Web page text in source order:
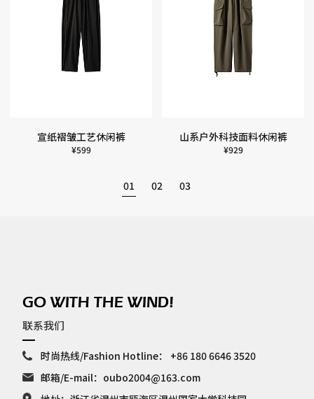
宣纸褶皱工艺休闲裤
¥599
山系户外科技面料休闲裤
¥929
01 02 03
GO WITH THE WIND!
联系我们
时尚热线/Fashion Hotline：
+86 180 6646 3520
邮箱/E-mail： oubo2004@163.com